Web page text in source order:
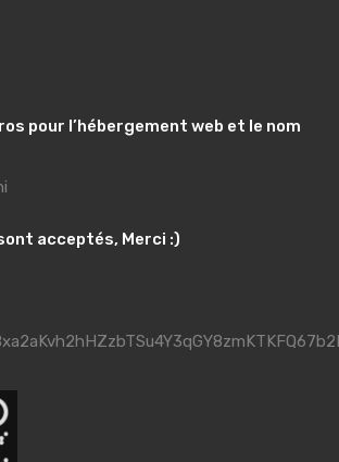
pour l’hébergement web et le nom
acceptés, Merci :)